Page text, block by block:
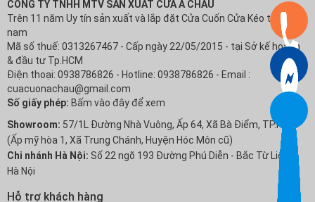
CÔNG TY TNHH MTV SẢN XUẤT CỬA Á CHÂU
Trên 11 năm Uy tín sản xuất và lắp đặt Cửa Cuốn Cửa Kéo tại Việt
nam
Mã số thuế: 0313267467 - Cấp ngày 22/05/2015 - tại Sở kế hoạch
& đầu tư Tp.HCM
Điện thoại: 0938786826 - Hotline: 0938786826 - Email :
cuacuonachau@gmail.com
Số giấy phép: Bấm vào đây để xem
Showroom: 57/1L Đường Nhà Vuông, Ấp 64, Xã Bà Điểm, TP.HCM
(Ấp mỹ hòa 1, Xã Trung Chánh, Huyện Hóc Môn cũ)
Chi nhánh Hà Nội: Số 22 ngõ 193 Đường Phú Diễn - Bắc Từ Liêm -
Hà Nội
Hỗ trợ khách hàng